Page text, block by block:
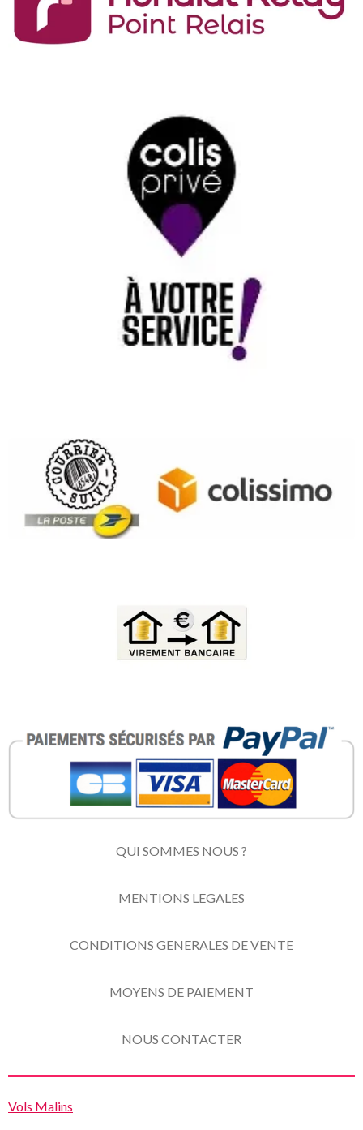
QUI SOMMES NOUS ?
MENTIONS LEGALES
CONDITIONS GENERALES DE VENTE
MOYENS DE PAIEMENT
NOUS CONTACTER
Vols Malins